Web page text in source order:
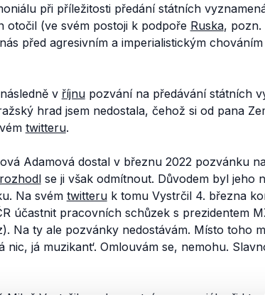
při příležitosti předání státních
otočil (ve svém postoji k podpoře Ruska, pozn.
před agresivním a imperialistickým
v říjnupozvání na předávání státních
hrad jsem nedostala, čehož si od pana
twitteru.
Adamová dostal v březnu 2022 pozvánku
rozhodlse ji však odmítnout. Důvodem byl jeho
Na svém twitteruk tomu Vystrčil 4. března
účastnit pracovních schůzek s prezidentem
. Na ty ale pozvánky nedostávám. Místo toho
nic, já muzikant‘. Omlouvám se, nemohu.
Miloš Vystrčil na slavnostní ceremoniál, při